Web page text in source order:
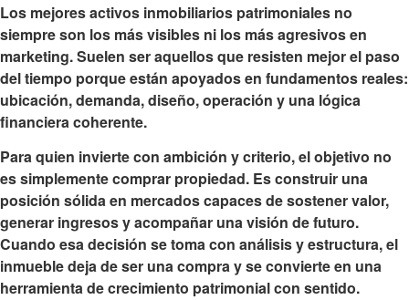
Los mejores activos inmobiliarios patrimoniales no
siempre son los más visibles ni los más agresivos en
marketing. Suelen ser aquellos que resisten mejor el paso
del tiempo porque están apoyados en fundamentos reales:
ubicación, demanda, diseño, operación y una lógica
financiera coherente.
Para quien invierte con ambición y criterio, el objetivo no
es simplemente comprar propiedad. Es construir una
posición sólida en mercados capaces de sostener valor,
generar ingresos y acompañar una visión de futuro.
Cuando esa decisión se toma con análisis y estructura, el
inmueble deja de ser una compra y se convierte en una
herramienta de crecimiento patrimonial con sentido.